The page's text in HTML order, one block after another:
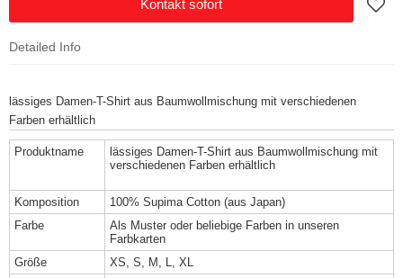
Kontakt sofort
Detailed Info
lässiges Damen-T-Shirt aus Baumwollmischung mit verschiedenen
Farben erhältlich
Produktname
lässiges Damen-T-Shirt aus Baumwollmischung mit
verschiedenen Farben erhältlich
Komposition
100% Supima Cotton (aus Japan)
Farbe
Als Muster oder beliebige Farben in unseren
Farbkarten
Größe
XS, S, M, L, XL